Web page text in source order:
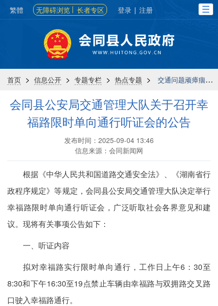
繁體 无障碍浏览 长者专区 登录 | 注册
首页 > 信息公开 > 专题专栏 > 热点专题 > 交通问题顽瘴痼疾集中整治专栏
会同县公安局交通管理大队关于召开幸
福路限时单向通行听证会的公告
发布时间：2025-09-04 13:46
信息来源：会同新闻网
根据《中华人民共和国道路交通安全法》、《湖南省行
政程序规定》等规定，会同县公安局交通管理大队决定举行
幸福路限时单向通行听证会，广泛听取社会各界意见和建
议。现将有关事项公告如下：
一、听证内容
拟对幸福路实行限时单向通行，工作日上午6：30至
8:30和下午16:30至19点禁止车辆由幸福路与双拥路交叉路
口驶入幸福路通行。